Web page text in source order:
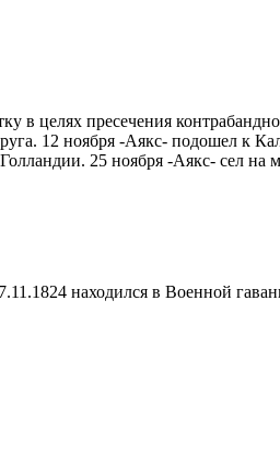
целях пресечения
12 ноября -Аякс- подошел к
25 ноября -Аякс- сел на
находился в Военной